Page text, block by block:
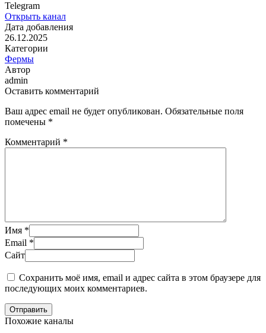
Telegram
Открыть канал
Дата добавления
26.12.2025
Категории
Фермы
Автор
admin
Оставить комментарий
Ваш адрес email не будет опубликован. Обязательные поля
помечены *
Комментарий *
Имя *
Email *
Сайт
Сохранить моё имя, email и адрес сайта в этом браузере для
последующих моих комментариев.
Отправить
Похожие каналы